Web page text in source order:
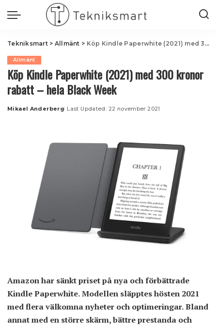
Tekniksmart> Allmänt > Köp Kindle Paperwhite (2021) med 300 kronor rabatt – hela Black Week
Allmänt
Köp Kindle Paperwhite (2021) med 300 kronor
rabatt – hela Black Week
Posted
Mikael Anderberg Last Updated: 22 november 2021
Amazon har sänkt priset på nya och förbättrade
Kindle Paperwhite. Modellen släpptes hösten 2021
med flera välkomna nyheter och optimeringar. Bland
annat med en större skärm, bättre prestanda och